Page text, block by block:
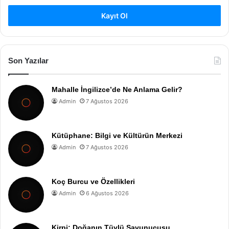
Kayıt Ol
Son Yazılar
Mahalle İngilizce’de Ne Anlama Gelir?
Admin 7 Ağustos 2026
Kütüphane: Bilgi ve Kültürün Merkezi
Admin 7 Ağustos 2026
Koç Burcu ve Özellikleri
Admin 6 Ağustos 2026